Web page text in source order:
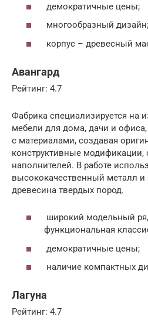
демократичные цены;
многообразный дизайн;
корпус – древесный
Авангард
Рейтинг: 4.7
Фабрика специализируется на
мебели для дома, дачи и офиса,
с материалами, создавая
конструктивные модификации,
наполнителей. В работе
высококачественный металл и
древесина твердых пород.
широкий модельный
функциональная
демократичные цены;
наличие компактных
Лагуна
Рейтинг: 4.7